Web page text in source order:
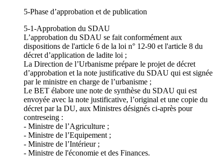
5-Phase d’approbation et de publication
5-1-Approbation du SDAU
L’approbation du SDAU se fait conformément aux
dispositions de l'article 6 de la loi n° 12-90 et l'article 8 du
décret d’application de ladite loi ;
La Direction de l’Urbanisme prépare le projet de décret
d’approbation et la note justificative du SDAU qui est signée
par le ministre en charge de l’urbanisme ;
Le BET élabore une note de synthèse du SDAU qui est
envoyée avec la note justificative, l’original et une copie du
décret par la DU, aux Ministres désignés ci-après pour
contreseing :
- Ministre de l’Agriculture ;
- Ministre de l’Equipement ;
- Ministre de l’Intérieur ;
- Ministre de l'économie et des Finances.